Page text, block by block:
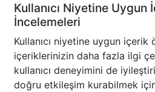
Kullanıcı Niyetine
İncelemeleri
Kullanıcı niyetine uygun
içeriklerinizin daha fazla ilgi
kullanıcı deneyimini de
doğru etkileşim kurabilmek